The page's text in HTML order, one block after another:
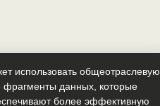
использовать общеотраслевую
данных, которые
более эффективную